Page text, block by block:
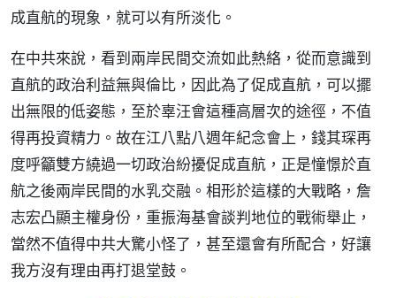
成直航的現象，就可以有所淡化。
在中共來說，看到兩岸民間交流如此熱絡，從而意識到
直航的政治利益無與倫比，因此為了促成直航，可以擺
出無限的低姿態，至於辜汪會這種高層次的途徑，不值
得再投資精力。故在江八點八週年紀念會上，錢其琛再
度呼籲雙方繞過一切政治紛擾促成直航，正是憧憬於直
航之後兩岸民間的水乳交融。相形於這樣的大戰略，詹
志宏凸顯主權身份，重振海基會談判地位的戰術舉止，
當然不值得中共大驚小怪了，甚至還會有所配合，好讓
我方沒有理由再打退堂鼓。